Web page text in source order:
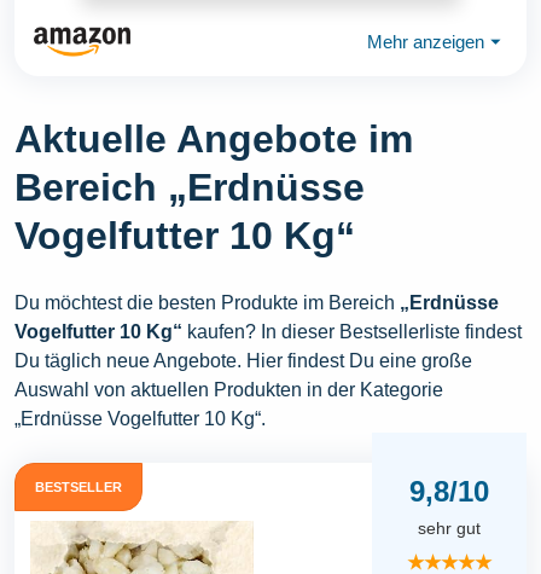
Mehr anzeigen ⏷
Aktuelle Angebote im
Bereich „Erdnüsse
Vogelfutter 10 Kg“
Du möchtest die besten Produkte im Bereich „Erdnüsse
Vogelfutter 10 Kg“ kaufen? In dieser Bestsellerliste findest
Du täglich neue Angebote. Hier findest Du eine große
Auswahl von aktuellen Produkten in der Kategorie
„Erdnüsse Vogelfutter 10 Kg“.
BESTSELLER 9,8/10
sehr gut
★★★★★